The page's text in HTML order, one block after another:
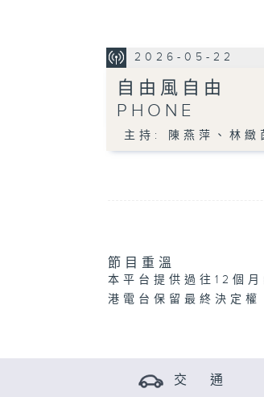
2026-05-22
自由風自由
PHONE
主持: 陳燕萍、林緻
節目重溫
本平台提供過往12個
港電台保留最終決定權
交 通